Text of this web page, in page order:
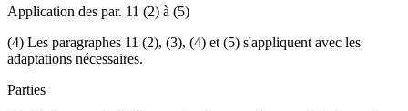
Application des par. 11 (2) à (5)
(4) Les paragraphes 11 (2), (3), (4) et (5) s'appliquent avec les
adaptations nécessaires.
Parties